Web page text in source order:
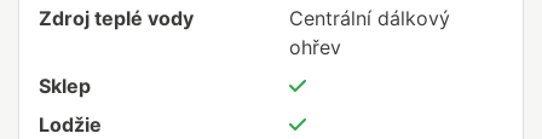
Zdroj teplé vody
Centrální dálkový
ohřev
Sklep
Lodžie